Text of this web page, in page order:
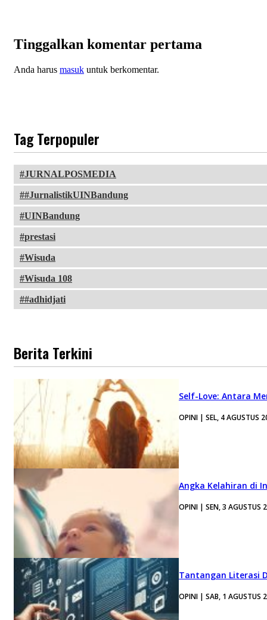
Tinggalkan komentar pertama
Anda harus masuk untuk berkomentar.
Tag Terpopuler
JURNALPOSMEDIA
#JurnalistikUINBandung
UINBandung
prestasi
Wisuda
Wisuda 108
#adhidjati
Berita Terkini
Self-Love: Antara
OPINI | SEL, 4 AGUSTUS
Angka Kelahiran di
OPINI | SEN, 3 AGUSTUS
Tantangan Literasi
OPINI | SAB, 1 AGUSTUS